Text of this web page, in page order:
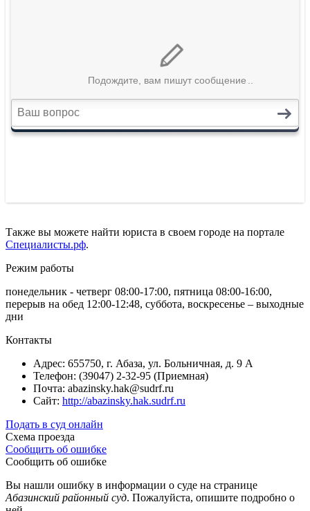
Также вы можете найти юриста в своем городе на портале
Специалисты.рф.
Режим работы
понедельник - четверг 08:00-17:00, пятница 08:00-16:00,
перерыв на обед 12:00-12:48, суббота, воскресенье – выходные
дни
Контакты
Адрес: 655750, г. Абаза, ул. Больничная, д. 9 А
Телефон: (39047) 2-32-95 (Приемная)
Почта: abazinsky.hak@sudrf.ru
Сайт: http://abazinsky.hak.sudrf.ru
Подать в суд онлайн
Схема проезда
Сообщить об ошибке
Сообщить об ошибке
Вы нашли ошибку в информации о суде на странице
Абазинский районный суд. Пожалуйста, опишите подробно о